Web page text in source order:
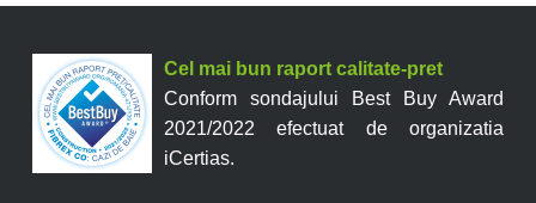
Cel mai bun raport calitate-pret
Conform sondajului Best Buy Award
2021/2022 efectuat de organizatia
iCertias.